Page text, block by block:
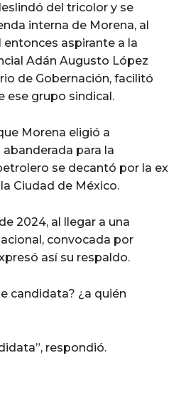
del tricolor y se
interna de Morena, al
aspirante a la
Adán Augusto López
de Gobernación, facilitó
ese grupo sindical.
Morena eligió a
para la
se decantó por la ex
Ciudad de México.
2024, al llegar a una
convocada por
así su respaldo.
candidata? ¿a quién
respondió.